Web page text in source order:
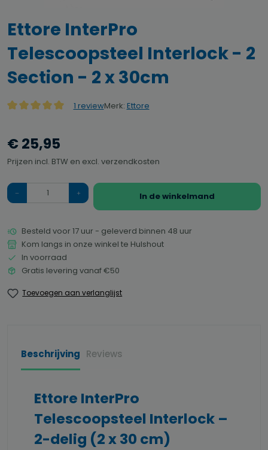
Ettore InterPro
Telescoopsteel Interlock - 2
Section - 2 x 30cm
1 reviewMerk: Ettore
€ 25,95
Prijzen incl. BTW en excl. verzendkosten
Hoeveelheid
In de winkelmand
Besteld voor 17 uur - geleverd binnen 48 uur
Kom langs in onze winkel te Hulshout
In voorraad
Gratis levering vanaf €50
Toevoegen aan verlanglijst
Beschrijving Reviews
Ettore InterPro
Telescoopsteel Interlock –
2-delig (2 x 30 cm)